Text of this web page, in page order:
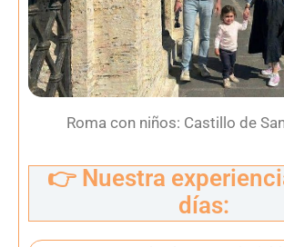
Roma con niños: Castillo de
👉 Nuestra
días: